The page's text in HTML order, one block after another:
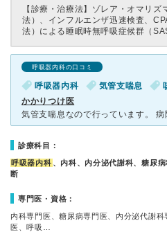
【診療・治療法】 ゾレア・オマリズ
法）、インフルエンザ迅速検査、
法）による睡眠時無呼吸症候群（
呼吸器内科の口コミ
呼吸器内科 気管支喘息
かかりつけ医
診療科目：
呼吸器内科 、内科、内分泌代謝科、糖尿
断
専門医・資格：
内科専門医、糖尿病専門医、内分泌代謝
医、呼吸…